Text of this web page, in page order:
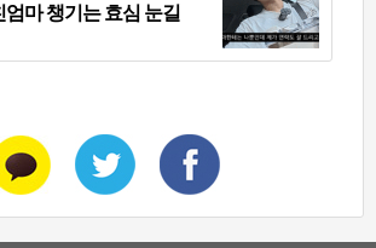
엄마 챙기는 효심 눈길